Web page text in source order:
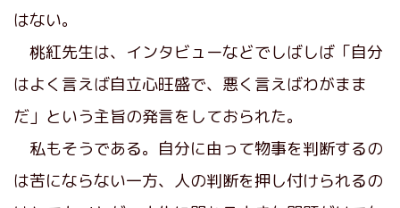
はない。
桃紅先生は、インタビューなどでしばしば「自分
はよく言えば自立心旺盛で、悪く言えばわがまま
だ」という主旨の発言をしておられた。
私もそうである。自分に由って物事を判断するの
は苦にならない一方、人の判断を押し付けられるの